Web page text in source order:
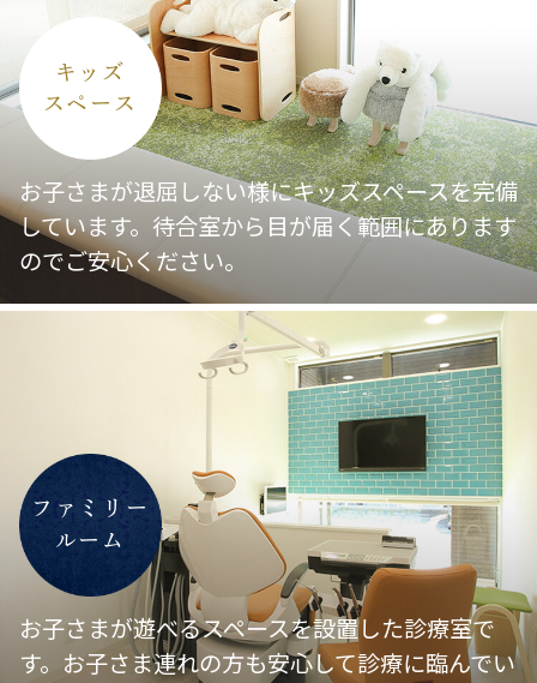
今回の夏祭りは
・毎年恒例！グランパス君たちとの撮影
・名古屋グランパスの選手サイン入りグ
ッズ、試合チケットのプレゼント
も
ございます
日程：令和8年7月26日（日）
場所：しらい歯科・矯正歯科クリニック
時間：14時30分から17時00分
予約制のもの以外はお好きなお時
間帯にご参加くださいませ
<全員参加◎予約不要！！！！>
『院長の気分当てクイズ』
その日の院長の気分次第
問題に正解した方から早い者勝ちで名古
屋グランパスの試合チケットをプレゼン
ト
キッズ
スペース
お子さまが退屈しない様にキッズスペースを完備
しています。待合室から目が届く範囲にあります
のでご安心ください。
ファミリー
ルーム
お子さまが遊べるスペースを設置した診療室で
す。お子さま連れの方も安心して診療に臨んでい